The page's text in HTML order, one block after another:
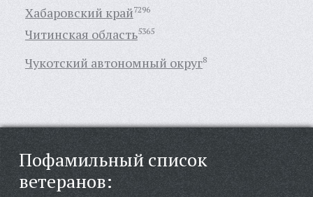
Хабаровский край7296
Читинская область5365
Чукотский автономный округ8
Пофамильный список
ветеранов: